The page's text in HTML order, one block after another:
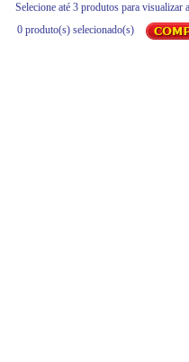
Selecione até 3 produtos para visualizar
0produto(s) selecionado(s)